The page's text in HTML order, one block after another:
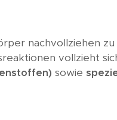
nachvollziehen
vollzieht
sowie